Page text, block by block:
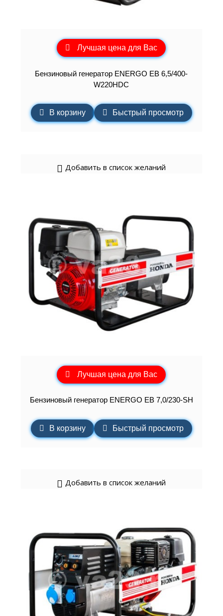
Лучшая цена для Вас
Бензиновый генератор ENERGO EB 6,5/400-
W220HDC
В корзину Быстрый просмотр
Добавить в список желаний
Лучшая цена для Вас
Бензиновый генератор ENERGO EB 7,0/230-SH
В корзину Быстрый просмотр
Добавить в список желаний